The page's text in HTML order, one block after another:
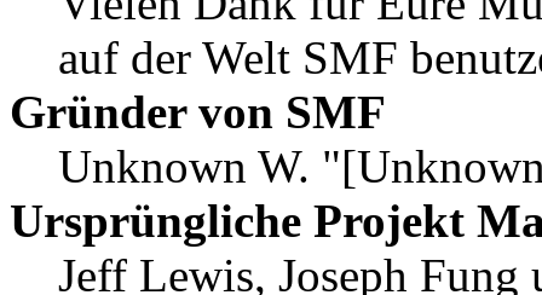
auf der Welt SMF
Gründer von SMF
Unknown W.
Ursprüngliche Projekt
Jeff Lewis, Joseph